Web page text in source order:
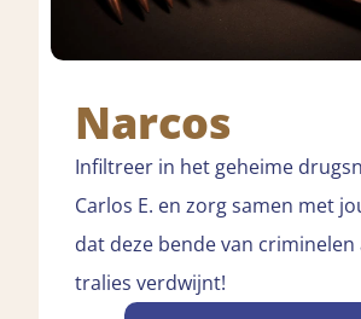
Narcos
Infiltreer in het geheime
Carlos E. en zorg samen met
dat deze bende van
tralies verdwijnt!